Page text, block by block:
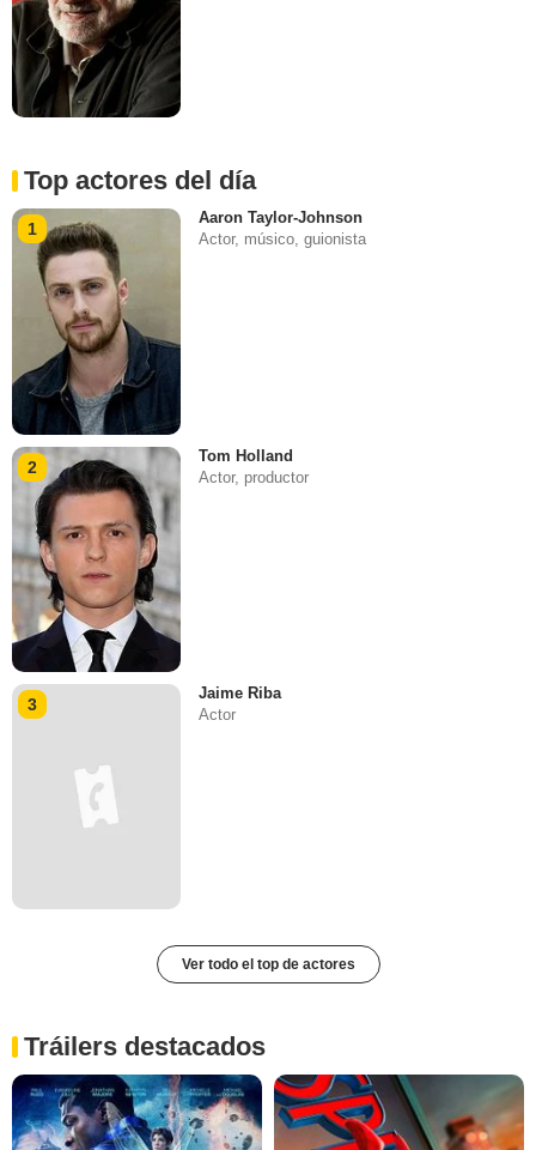
Top actores del día
1
Aaron Taylor-Johnson
Actor, músico, guionista
2
Tom Holland
Actor, productor
3
Jaime Riba
Actor
Ver todo el top de actores
Tráilers destacados